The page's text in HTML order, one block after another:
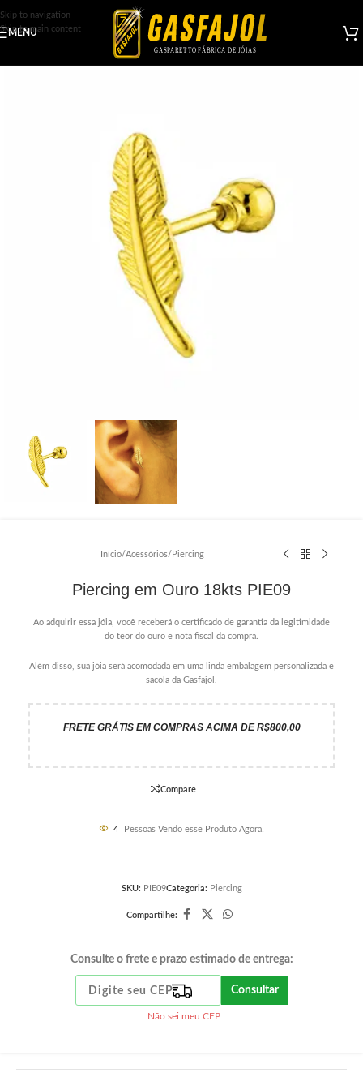
Skip to navigation
Skip to main content
MENU
Início/Acessórios/ Piercing
Piercing em Ouro 18kts PIE09
Ao adquirir essa jóia, você receberá o certificado de garantia da legitimidade
do teor do ouro e nota fiscal da compra.
Além disso, sua jóia será acomodada em uma linda embalagem personalizada e
sacola da Gasfajol.
FRETE GRÁTIS EM COMPRAS ACIMA DE R$800,00
Compare
4 Pessoas Vendo esse Produto Agora!
SKU: PIE09Categoria: Piercing
Compartilhe:
Consulte o frete e prazo estimado de entrega:
Consultar
Não sei meu CEP